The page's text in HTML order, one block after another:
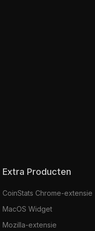
Extra Producten
CoinStats Chrome-extensie
MacOS Widget
Mozilla-extensie